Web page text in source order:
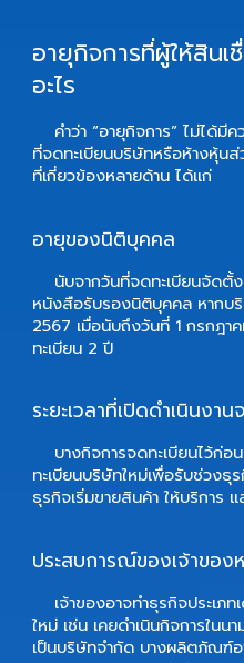
อายุกิจการที่ผู้ให้สิน
อะไร
คำว่า “อายุกิจการ” ไม่ได้มี
ที่จดทะเบียนบริษัทหรือห้างหุ้น
ที่เกี่ยวข้องหลายด้าน ได้แก่
อายุของนิติบุคคล
นับจากวันที่จดทะเบียนจัดตั้
หนังสือรับรองนิติบุคคล หากบ
2567 เมื่อนับถึงวันที่ 1 กรกฎา
ทะเบียน 2 ปี
ระยะเวลาที่เปิดดำเนินงาน
บางกิจการจดทะเบียนไว้ก่
ทะเบียนบริษัทใหม่เพื่อรับช่วงธุ
ธุรกิจเริ่มขายสินค้า ให้บริการ แ
ประสบการณ์ของเจ้าของ
เจ้าของอาจทำธุรกิจประเ
ใหม่ เช่น เคยดำเนินกิจการใน
เป็นบริษัทจำกัด บางผลิตภัณฑ์